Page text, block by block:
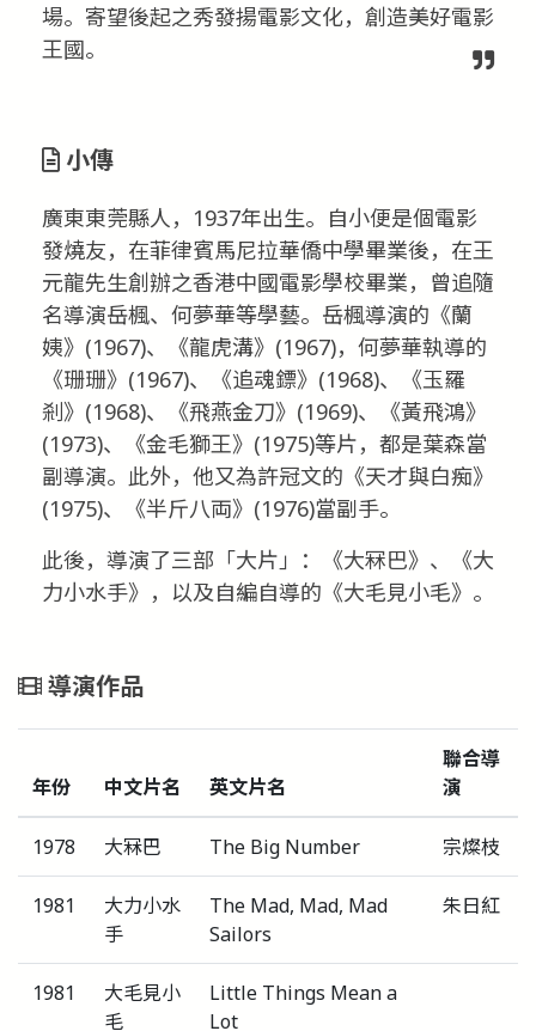
場。寄望後起之秀發揚電影文化，創造美好電影
王國。
小傳
廣東東莞縣人，1937年出生。自小便是個電影
發燒友，在菲律賓馬尼拉華僑中學畢業後，在王
元龍先生創辦之香港中國電影學校畢業，曾追隨
名導演岳楓、何夢華等學藝。岳楓導演的《蘭
姨》(1967)、《龍虎溝》(1967)，何夢華執導的
《珊珊》(1967)、《追魂鏢》(1968)、《玉羅
剎》(1968)、《飛燕金刀》(1969)、《黃飛鴻》
(1973)、《金毛獅王》(1975)等片，都是葉森當
副導演。此外，他又為許冠文的《天才與白痴》
(1975)、《半斤八両》(1976)當副手。
此後，導演了三部「大片」：《大冧巴》、《大
力小水手》，以及自編自導的《大毛見小毛》。
導演作品
年份 中文片名 英文片名
聯合導
演
1978 大冧巴 The Big Number 宗燦枝
1981
大力小水
手
The Mad, Mad, Mad
Sailors
朱日紅
1981
大毛見小
毛
Little Things Mean a
Lot